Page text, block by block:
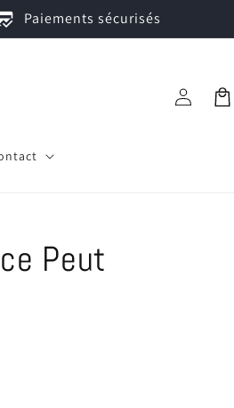
Paiements sécurisés
ConnexionPanier
Peut